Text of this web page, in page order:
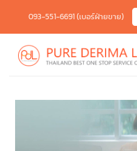
content
093-551-6691 (เบอร์ฝ่ายขาย)